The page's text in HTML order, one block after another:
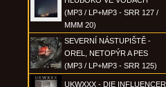
(MP3 / LP+MP3 - SRR 127 /
MMM 20)
SEVERNÍ NÁSTUPIŠTĚ -
OREL, NETOPÝR A PES
(MP3 / LP+MP3 - SRR 125)
UKWXXX - DIE INFLUENCER